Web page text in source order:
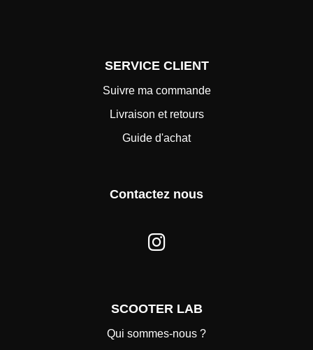
SERVICE CLIENT
Suivre ma commande
Livraison et retours
Guide d'achat
Contactez nous
SCOOTER LAB
Qui sommes-nous ?